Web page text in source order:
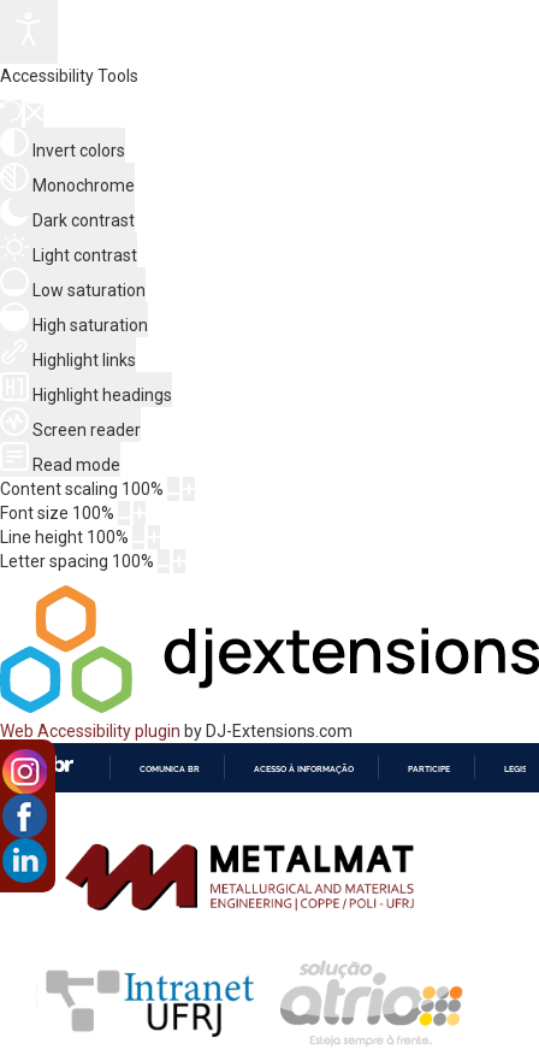
Accessibility Tools
Invert colors
Monochrome
Dark contrast
Light contrast
Low saturation
High saturation
Highlight links
Highlight headings
Screen reader
Read mode
Content scaling 100%
Font size 100%
Line height 100%
Letter spacing 100%
Web Accessibility plugin by DJ-Extensions.com
CONTEÚDO
COMUNICA BR ACESSO À INFORMAÇÃO PARTICIPE